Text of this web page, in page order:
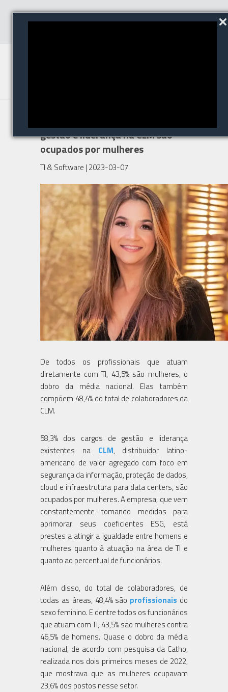
gestão e liderança na CLM são
ocupados por mulheres
TI & Software | 2023-03-07
De todos os profissionais que atuam
diretamente com TI, 43,5% são mulheres, o
dobro da média nacional. Elas também
compõem 48,4% do total de colaboradores da
CLM.
58,3% dos cargos de gestão e liderança
existentes na CLM, distribuidor latino-
americano de valor agregado com foco em
segurança da informação, proteção de dados,
cloud e infraestrutura para data centers, são
ocupados por mulheres. A empresa, que vem
constantemente tomando medidas para
aprimorar seus coeficientes ESG, está
prestes a atingir a igualdade entre homens e
mulheres quanto à atuação na área de TI e
quanto ao percentual de funcionários.
Além disso, do total de colaboradores, de
todas as áreas, 48,4% são profissionais do
sexo feminino. E dentre todos os funcionários
que atuam com TI, 43,5% são mulheres contra
46,5% de homens. Quase o dobro da média
nacional, de acordo com pesquisa da Catho,
realizada nos dois primeiros meses de 2022,
que mostrava que as mulheres ocupavam
23,6% dos postos nesse setor.